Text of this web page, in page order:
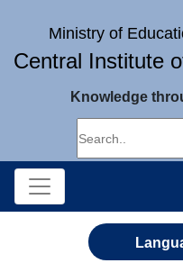
Ministry of
Central Institute
Knowledge